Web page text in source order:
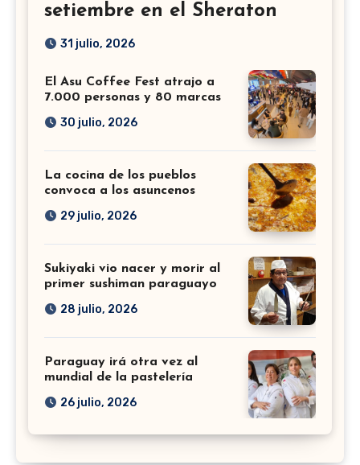
setiembre en el Sheraton
31 julio, 2026
El Asu Coffee Fest atrajo a
7.000 personas y 80 marcas
30 julio, 2026
La cocina de los pueblos
convoca a los asuncenos
29 julio, 2026
Sukiyaki vio nacer y morir al
primer sushiman paraguayo
28 julio, 2026
Paraguay irá otra vez al
mundial de la pastelería
26 julio, 2026